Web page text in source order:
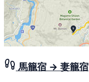
馬籠宿 → 妻籠宿